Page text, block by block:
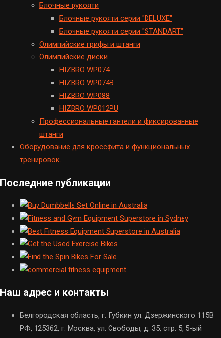
Блочные рукояти
Блочные рукояти серии "DELUXE"
Блочные рукояти серии "STANDART"
Олимпийские грифы и штанги
Олимпийские диски
HIZBRO WP074
HIZBRO WP074B
HIZBRO WP088
HIZBRO WP012PU
Профессиональные гантели и фиксированные
штанги
Оборудование для кроссфита и функциональных
тренировок.
Последние публикации
Наш адрес и контакты
Белгородская область, г. Губкин ул. Дзержинского 115В
РФ, 125362, г. Москва, ул. Свободы, д. 35, стр. 5, 5-ый